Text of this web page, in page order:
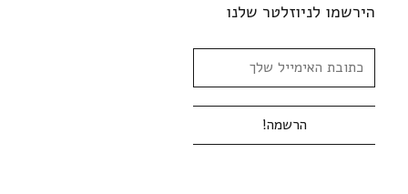
הירשמו לניוזלטר שלנו